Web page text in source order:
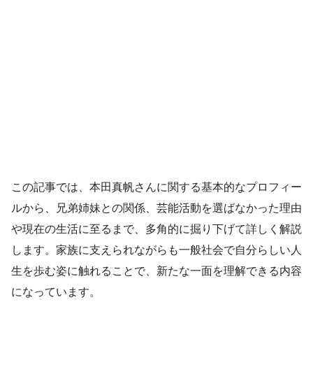
この記事では、本田真帆さんに関する基本的なプロフィー
ルから、兄弟姉妹との関係、芸能活動を選ばなかった理由
や現在の生活に至るまで、多角的に掘り下げて詳しく解説
します。家族に支えられながらも一般社会で自分らしい人
生を歩む姿に触れることで、新たな一面を理解できる内容
になっています。